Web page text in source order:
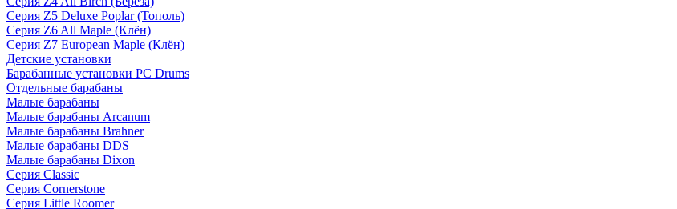
Серия Z5 Deluxe Poplar (Тополь)
Серия Z6 All Maple (Клён)
Серия Z7 European Maple (Клён)
Детские установки
Барабанные установки PC Drums
Отдельные барабаны
Малые барабаны
Малые барабаны Arcanum
Малые барабаны Brahner
Малые барабаны DDS
Малые барабаны Dixon
Серия Classic
Серия Cornerstone
Серия Little Roomer